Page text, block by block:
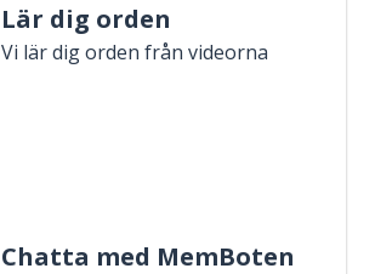
Lär dig orden
Vi lär dig orden från videorna
Chatta med MemBoten